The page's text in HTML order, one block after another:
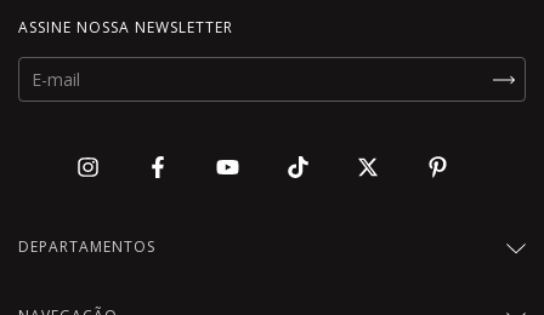
ASSINE NOSSA NEWSLETTER
DEPARTAMENTOS